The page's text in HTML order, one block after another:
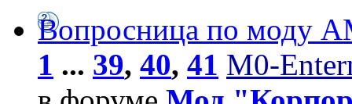
Вопросница по моду
1 ... 39, 40, 41 M0-